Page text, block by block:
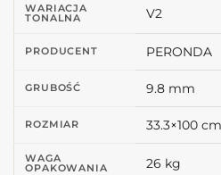
WARIACJA
TONALNA V2
PRODUCENT PERONDA
GRUBOŚĆ 9.8 mm
ROZMIAR 33.3×100 cm
WAGA
OPAKOWANIA 26 kg